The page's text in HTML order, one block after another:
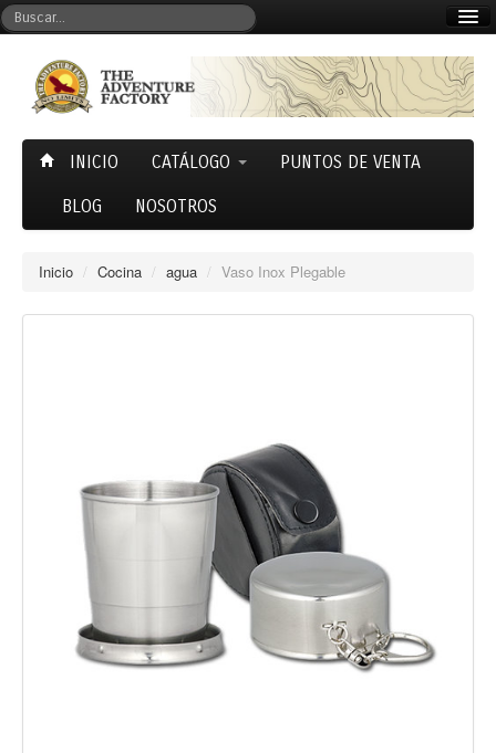
Carrito (0)
INICIO CATÁLOGO PUNTOS DE VENTA
BLOG NOSOTROS
Inicio / Cocina / agua / Vaso Inox Plegable